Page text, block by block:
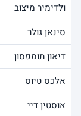
ולדימיר מיצוב
סינאן גולר
דיאון תומפסון
אלכס טיוס
אוסטין דיי